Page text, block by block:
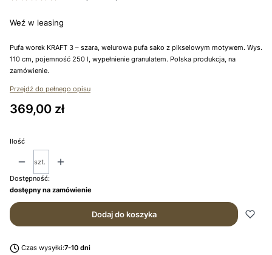
Weź w leasing
Pufa worek KRAFT 3 – szara, welurowa pufa sako z pikselowym motywem. Wys.
110 cm, pojemność 250 l, wypełnienie granulatem. Polska produkcja, na
zamówienie.
Przejdź do pełnego opisu
Cena
369,00 zł
Ilość
szt.
Dostępność:
dostępny na zamówienie
Dodaj do koszyka
Czas wysyłki:7-10 dni